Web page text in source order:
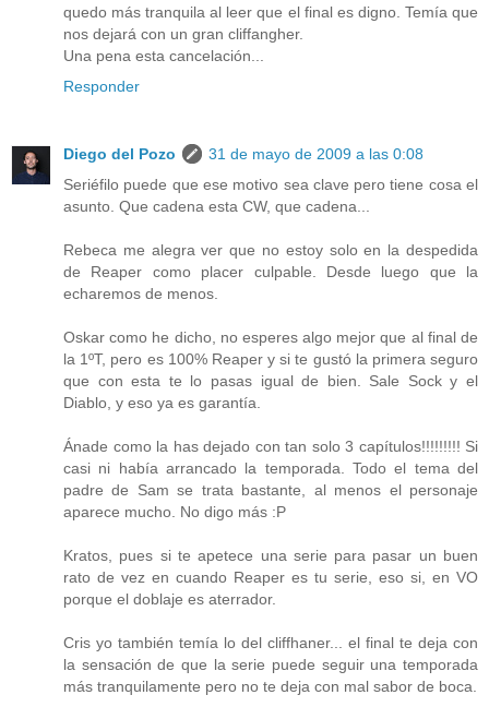
quedo más tranquila al leer que el final es digno. Temía que
nos dejará con un gran cliffangher.
Una pena esta cancelación...
Responder
Diego del Pozo
31 de mayo de 2009 a las 0:08
Seriéfilo puede que ese motivo sea clave pero tiene cosa el
asunto. Que cadena esta CW, que cadena...
Rebeca me alegra ver que no estoy solo en la despedida
de Reaper como placer culpable. Desde luego que la
echaremos de menos.
Oskar como he dicho, no esperes algo mejor que al final de
la 1ºT, pero es 100% Reaper y si te gustó la primera seguro
que con esta te lo pasas igual de bien. Sale Sock y el
Diablo, y eso ya es garantía.
Ánade como la has dejado con tan solo 3 capítulos!!!!!!!!! Si
casi ni había arrancado la temporada. Todo el tema del
padre de Sam se trata bastante, al menos el personaje
aparece mucho. No digo más :P
Kratos, pues si te apetece una serie para pasar un buen
rato de vez en cuando Reaper es tu serie, eso si, en VO
porque el doblaje es aterrador.
Cris yo también temía lo del cliffhaner... el final te deja con
la sensación de que la serie puede seguir una temporada
más tranquilamente pero no te deja con mal sabor de boca.